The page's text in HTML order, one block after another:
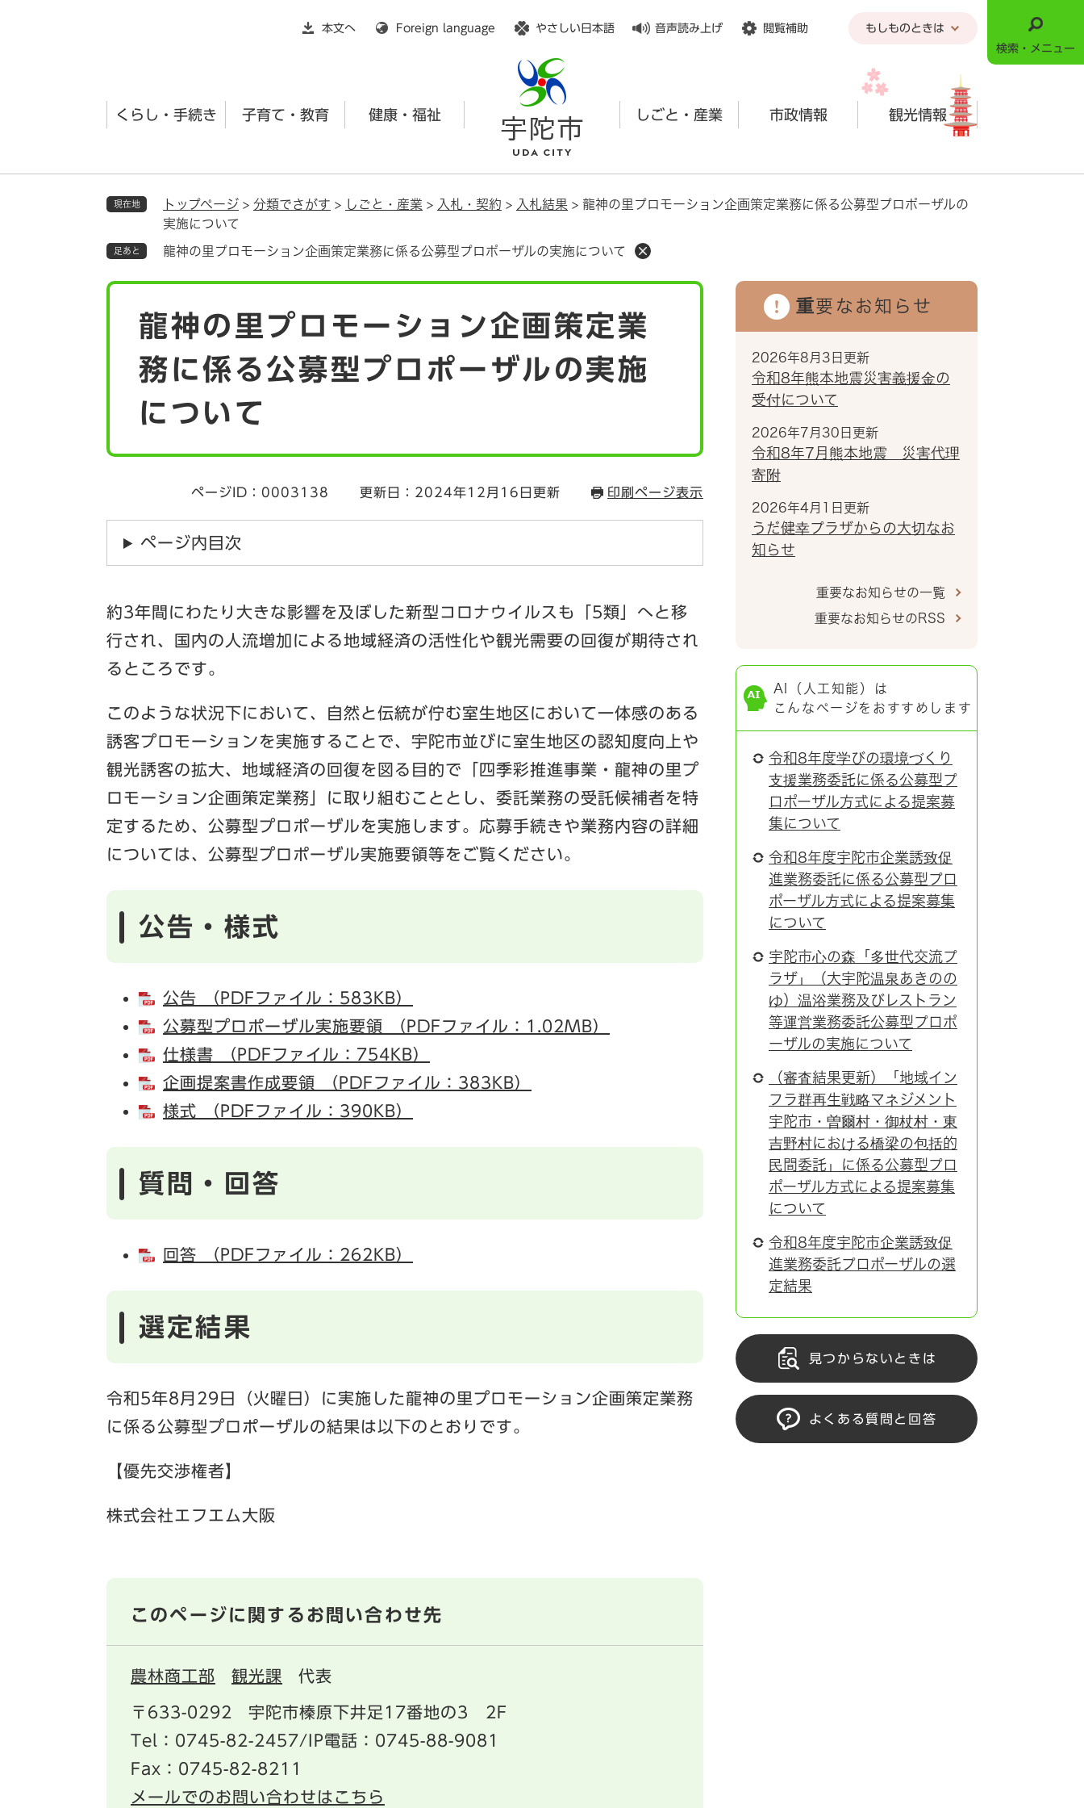
本文へ
Foreign language やさしい日本語 音声読み上げ 閲覧補助 もしものときは
くらし・手続き 子育て・教育 健康・福祉 しごと・産業 市政情報 観光情報
検索・メニュー
現在地 トップページ > 分類でさがす > しごと・産業 > 入札・契約 > 入札結果 > 龍神の里プロモーション企画策定業務に係る公募型プロポーザルの
実施について
足あと 龍神の里プロモーション企画策定業務に係る公募型プロポーザルの実施について
龍神の里プロモーション企画策定業
務に係る公募型プロポーザルの実施
について
ページID：0003138 更新日：2024年12月16日更新 印刷ページ表示
ページ内目次
約3年間にわたり大きな影響を及ぼした新型コロナウイルスも「5類」へと移
行され、国内の人流増加による地域経済の活性化や観光需要の回復が期待され
るところです。
このような状況下において、自然と伝統が佇む室生地区において一体感のある
誘客プロモーションを実施することで、宇陀市並びに室生地区の認知度向上や
観光誘客の拡大、地域経済の回復を図る目的で「四季彩推進事業・龍神の里プ
ロモーション企画策定業務」に取り組むこととし、委託業務の受託候補者を特
定するため、公募型プロポーザルを実施します。応募手続きや業務内容の詳細
については、公募型プロポーザル実施要領等をご覧ください。
公告・様式
公告 （PDFファイル：583KB）
公募型プロポーザル実施要領 （PDFファイル：1.02MB）
仕様書 （PDFファイル：754KB）
企画提案書作成要領 （PDFファイル：383KB）
様式 （PDFファイル：390KB）
質問・回答
回答 （PDFファイル：262KB）
選定結果
令和5年8月29日（火曜日）に実施した龍神の里プロモーション企画策定業務
に係る公募型プロポーザルの結果は以下のとおりです。
【優先交渉権者】
株式会社エフエム大阪
このページに関するお問い合わせ先
農林商工部 観光課 代表
〒633-0292
宇陀市榛原下井足17番地の3 2F
Tel：0745-82-2457/IP電話：0745-88-9081
Fax：0745-82-8211
メールでのお問い合わせはこちら
重要なお知らせ
2026年8月3日更新
令和8年熊本地震災害義援金の
受付について
2026年7月30日更新
令和8年7月熊本地震 災害代理
寄附
2026年4月1日更新
うだ健幸プラザからの大切なお
知らせ
重要なお知らせの一覧
重要なお知らせのRSS
AI（人工知能）は
こんなページをおすすめします
令和8年度学びの環境づくり
支援業務委託に係る公募型プ
ロポーザル方式による提案募
集について
令和8年度宇陀市企業誘致促
進業務委託に係る公募型プロ
ポーザル方式による提案募集
について
宇陀市心の森「多世代交流プ
ラザ」（大宇陀温泉あきのの
ゆ）温浴業務及びレストラン
等運営業務委託公募型プロポ
ーザルの実施について
（審査結果更新）「地域イン
フラ群再生戦略マネジメント
宇陀市・曽爾村・御杖村・東
吉野村における橋梁の包括的
民間委託」に係る公募型プロ
ポーザル方式による提案募集
について
令和8年度宇陀市企業誘致促
進業務委託プロポーザルの選
定結果
見つからないときは
よくある質問と回答